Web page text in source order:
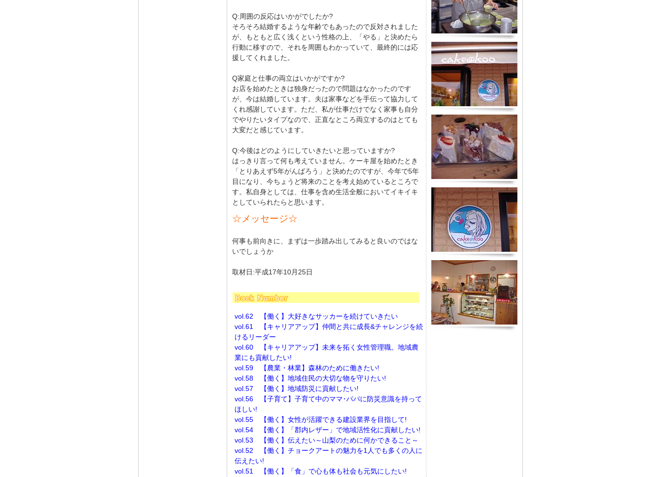
Q:周囲の反応はいかがでしたか?
そろそろ結婚するような年齢でもあったので反対されました
が、もともと広く浅くという性格の上、「やる」と決めたら
行動に移すので、それを周囲もわかっていて、最終的には応
援してくれました。
Q家庭と仕事の両立はいかがですか?
お店を始めたときは独身だったので問題はなかったのです
が、今は結婚しています。夫は家事などを手伝って協力して
くれ感謝しています。ただ、私が仕事だけでなく家事も自分
でやりたいタイプなので、正直なところ両立するのはとても
大変だと感じています。
Q:今後はどのようにしていきたいと思っていますか?
はっきり言って何も考えていません。ケーキ屋を始めたとき
「とりあえず5年がんばろう」と決めたのですが、今年で5年
目になり、今ちょうど将来のことを考え始めているところで
す。私自身としては、仕事を含め生活全般においてイキイキ
としていられたらと思います。
☆メッセージ☆
何事も前向きに、まずは一歩踏み出してみると良いのではな
いでしょうか
取材日:平成17年10月25日
vol.62 【働く】大好きなサッカーを続けていきたい
vol.61 【キャリアアップ】仲間と共に成長&チャレンジを続
けるリーダー
vol.60 【キャリアアップ】未来を拓く女性管理職。地域農
業にも貢献したい!
vol.59 【農業・林業】森林のために働きたい!
vol.58 【働く】地域住民の大切な物を守りたい!
vol.57 【働く】地域防災に貢献したい!
vol.56 【子育て】子育て中のママ･パパに防災意識を持って
ほしい!
vol.55 【働く】女性が活躍できる建設業界を目指して!
vol.54 【働く】「郡内レザー」で地域活性化に貢献したい!
vol.53 【働く】伝えたい～山梨のために何かできること～
vol.52 【働く】チョークアートの魅力を1人でも多くの人に
伝えたい!
vol.51 【働く】「食」で心も体も社会も元気にしたい!